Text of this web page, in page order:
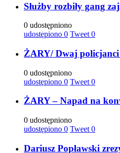
Służby rozbiły gang
0 udostępniono
udostępiono 0 Tweet 0
ŻARY/ Dwaj policjanci
0 udostępniono
udostępiono 0 Tweet 0
ŻARY – Napad na
0 udostępniono
udostępiono 0 Tweet 0
Dariusz Popławski